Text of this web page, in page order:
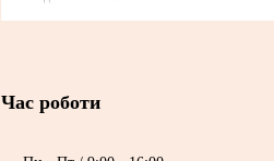
Час роботи